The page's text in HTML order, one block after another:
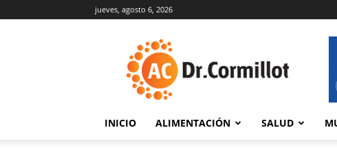
jueves, agosto 6, 2026
INICIO ALIMENTACIÓN SALUD